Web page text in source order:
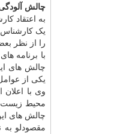
چالش
به اعتقاد
یک
را از نظر
با برنامه
چالش های
یکی از
وی با
محیط زیست
چالش های
مقصودلو